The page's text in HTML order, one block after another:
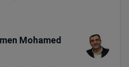
Mohamed